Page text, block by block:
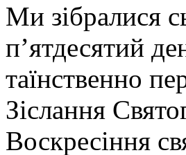
Ми зібралися
п’ятдесятий
таїнственно
Зіслання
Воскресіння